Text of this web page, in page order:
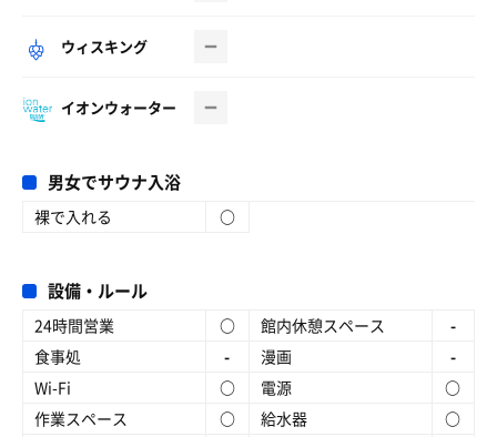
ウィスキング
イオンウォーター
男女でサウナ入浴
裸で入れる ○
設備・ルール
24時間営業 ○ 館内休憩スペース
-
食事処
- 漫画
-
Wi-Fi
○ 電源
○
作業スペース
○ 給水器
○